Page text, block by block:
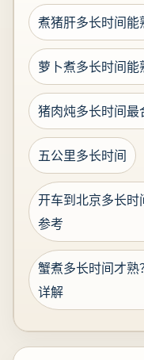
煮猪肝多长时间能
萝卜煮多长时间能
猪肉炖多长时间最
五公里多长时间
开车到北京多长时
参考
蟹煮多长时间才
详解